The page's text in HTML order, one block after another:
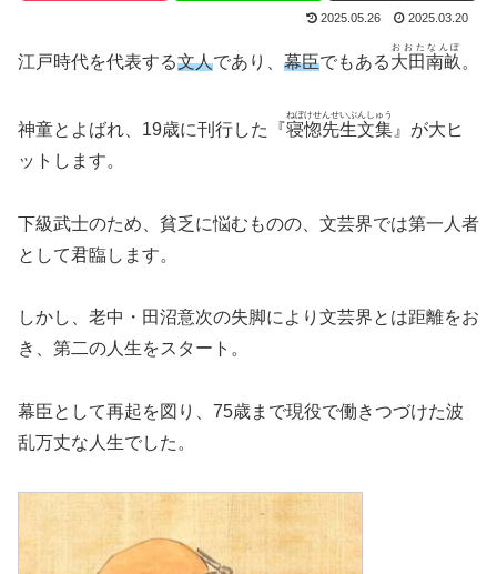
2025.05.26 2025.03.20
江戸時代を代表する文人であり、 幕臣でもある大田南畝
おおたなんぽ
。
神童とよばれ、19歳に刊行した『寝惚先生文集
ねぼけせんせいぶんしゅう
』が大ヒ
ットします。
下級武士のため、貧乏に悩むものの、文芸界では第一人者
として君臨します。
しかし、老中・田沼意次の失脚により文芸界とは距離をお
き、第二の人生をスタート。
幕臣として再起を図り、75歳まで現役で働きつづけた波
乱万丈な人生でした。